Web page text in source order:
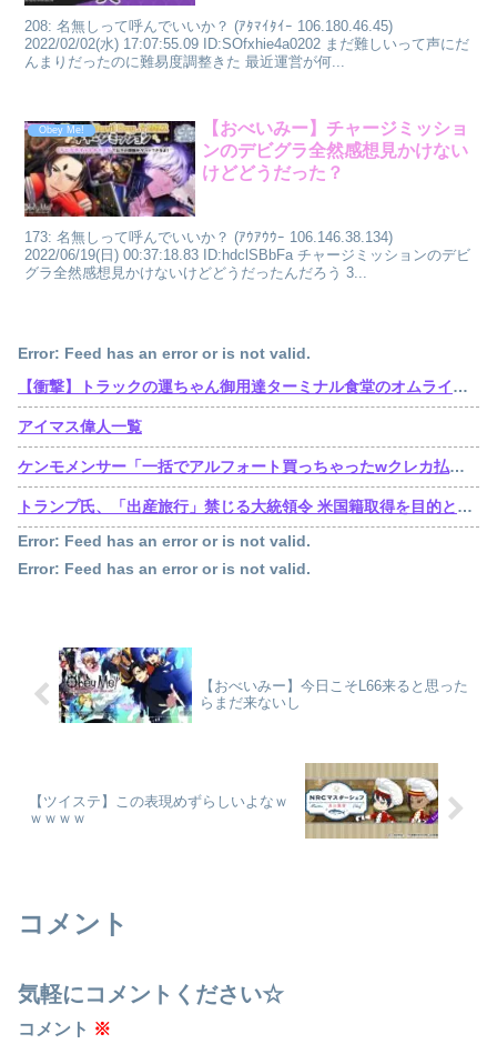
208: 名無しって呼んでいいか？ (ｱﾀﾏｲﾀｲｰ 106.180.46.45)
2022/02/02(水) 17:07:55.09 ID:SOfxhie4a0202 まだ難しいって声にだ
んまりだったのに難易度調整きた 最近運営が何...
Obey Me!
【おべいみー】チャージミッショ
ンのデビグラ全然感想見かけない
けどどうだった？
173: 名無しって呼んでいいか？ (ｱｳｱｳｳｰ 106.146.38.134)
2022/06/19(日) 00:37:18.83 ID:hdclSBbFa チャージミッションのデビ
グラ全然感想見かけないけどどうだったんだろう 3...
Error: Feed has an error or is not valid.
【衝撃】トラックの運ちゃん御用達ターミナル食堂のオムライスが強すぎるｗｗｗｗｗ(※画像あり)
アイマス偉人一覧
ケンモメンサー「一括でアルフォート買っちゃったwクレカ払いで来月の俺ごめんねー」銀行「デビットカードなんで即時引き落としです」
トランプ氏、「出産旅行」禁じる大統領令 米国籍取得を目的とした中国人らの渡米を問題視
Error: Feed has an error or is not valid.
Error: Feed has an error or is not valid.
【おべいみー】今日こそL66来ると思った
らまだ来ないし
【ツイステ】この表現めずらしいよなｗ
ｗｗｗｗ
コメント
気軽にコメントください☆
コメント ※